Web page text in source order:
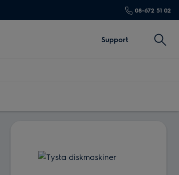
08-672 51 02
Support Sök